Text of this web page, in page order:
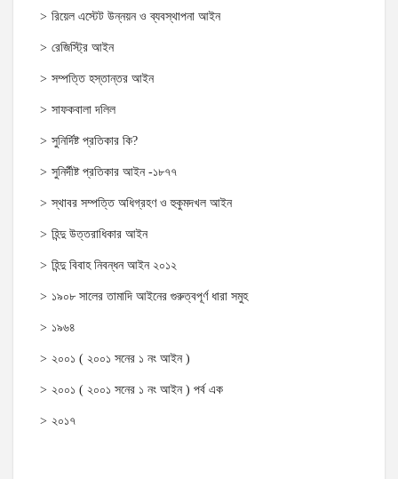
রিয়েল এস্টেট উন্নয়ন ও ব্যবস্থাপনা আইন
রেজিস্ট্রি আইন
সম্পত্তি হস্তান্তর আইন
সাফকবালা দলিল
সুনির্দিষ্ট প্রতিকার কি?
সুনির্দীষ্ট প্রতিকার আইন -১৮৭৭
স্থাবর সম্পত্তি অধিগ্রহণ ও হুকুমদখল আইন
হিন্দু উত্তরাধিকার আইন
হিন্দু বিবাহ নিবন্ধন আইন ২০১২
১৯০৮ সালের তামাদি আইনের গুরুত্বপূর্ণ ধারা সমুহ
১৯৬৪
২০০১ ( ২০০১ সনের ১ নং আইন )
২০০১ ( ২০০১ সনের ১ নং আইন ) পর্ব এক
২০১৭